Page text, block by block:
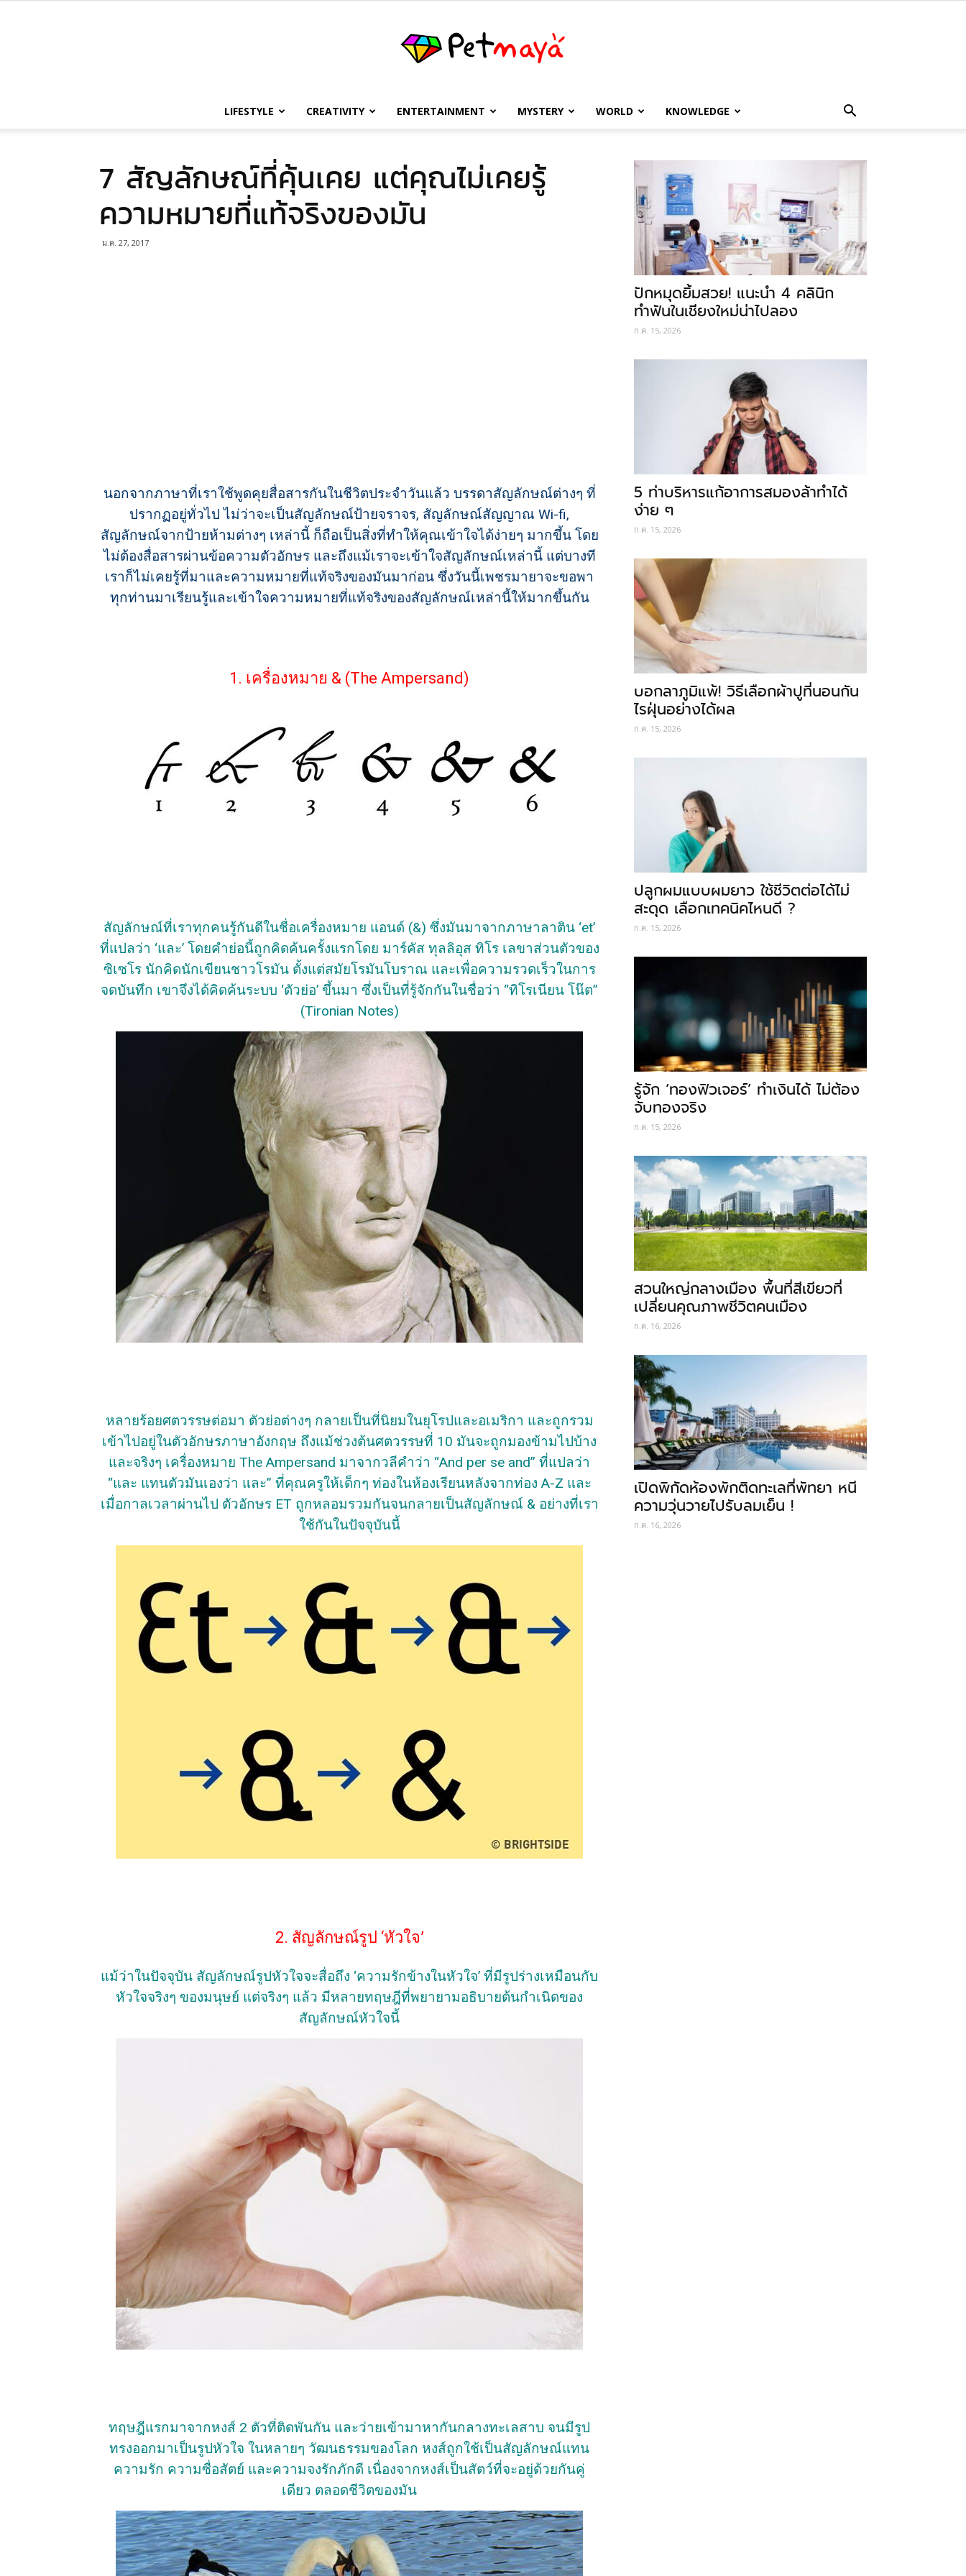
เพชร
LIFESTYLE CREATIVITY ENTERTAINMENT MYSTERY WORLD KNOWLEDGE
7 สัญลักษณ์ที่คุ้นเคย แต่คุณไม่เคยรู้
ความหมายที่แท้จริงของมัน
ม.ค. 27, 2017
นอกจากภาษาที่เราใช้พูดคุยสื่อสารกันในชีวิตประจำวันแล้ว บรรดาสัญลักษณ์ต่างๆ ที่
ปรากฏอยู่ทั่วไป ไม่ว่าจะเป็นสัญลักษณ์ป้ายจราจร, สัญลักษณ์สัญญาณ Wi-fi,
สัญลักษณ์จากป้ายห้ามต่างๆ เหล่านี้ ก็ถือเป็นสิ่งที่ทำให้คุณเข้าใจได้ง่ายๆ มากขึ้น โดย
ไม่ต้องสื่อสารผ่านข้อความตัวอักษร และถึงแม้เราจะเข้าใจสัญลักษณ์เหล่านี้ แต่บางที
เราก็ไม่เคยรู้ที่มาและความหมายที่แท้จริงของมันมาก่อน ซึ่งวันนี้เพชรมายาจะขอพา
ทุกท่านมาเรียนรู้และเข้าใจความหมายที่แท้จริงของสัญลักษณ์เหล่านี้ให้มากขึ้นกัน
1. เครื่องหมาย & (The Ampersand)
สัญลักษณ์ที่เราทุกคนรู้กันดีในชื่อเครื่องหมาย แอนด์ (&) ซึ่งมันมาจากภาษาลาติน ‘et’
ที่แปลว่า ‘และ’ โดยคำย่อนี้ถูกคิดค้นครั้งแรกโดย มาร์คัส ทุลลิอุส ทิโร เลขาส่วนตัวของ
ซิเซโร นักคิดนักเขียนชาวโรมัน ตั้งแต่สมัยโรมันโบราณ และเพื่อความรวดเร็วในการ
จดบันทึก เขาจึงได้คิดค้นระบบ ‘ตัวย่อ’ ขึ้นมา ซึ่งเป็นที่รู้จักกันในชื่อว่า “ทิโรเนียน โน๊ต”
(Tironian Notes)
หลายร้อยศตวรรษต่อมา ตัวย่อต่างๆ กลายเป็นที่นิยมในยุโรปและอเมริกา และถูกรวม
เข้าไปอยู่ในตัวอักษรภาษาอังกฤษ ถึงแม้ช่วงต้นศตวรรษที่ 10 มันจะถูกมองข้ามไปบ้าง
และจริงๆ เครื่องหมาย The Ampersand มาจากวลีคำว่า “And per se and” ที่แปลว่า
“และ แทนตัวมันเองว่า และ” ที่คุณครูให้เด็กๆ ท่องในห้องเรียนหลังจากท่อง A-Z และ
เมื่อกาลเวลาผ่านไป ตัวอักษร ET ถูกหลอมรวมกันจนกลายเป็นสัญลักษณ์ & อย่างที่เรา
ใช้กันในปัจจุบันนี้
2. สัญลักษณ์รูป ‘หัวใจ’
แม้ว่าในปัจจุบัน สัญลักษณ์รูปหัวใจจะสื่อถึง ‘ความรักข้างในหัวใจ’ ที่มีรูปร่างเหมือนกับ
หัวใจจริงๆ ของมนุษย์ แต่จริงๆ แล้ว มีหลายทฤษฎีที่พยายามอธิบายต้นกำเนิดของ
สัญลักษณ์หัวใจนี้
ทฤษฎีแรกมาจากหงส์ 2 ตัวที่ติดพันกัน และว่ายเข้ามาหากันกลางทะเลสาบ จนมีรูป
ทรงออกมาเป็นรูปหัวใจ ในหลายๆ วัฒนธรรมของโลก หงส์ถูกใช้เป็นสัญลักษณ์แทน
ความรัก ความซื่อสัตย์ และความจงรักภักดี เนื่องจากหงส์เป็นสัตว์ที่จะอยู่ด้วยกันคู่
เดียว ตลอดชีวิตของมัน
ปักหมุดยิ้มสวย! แนะนำ 4 คลินิก
ทำฟันในเชียงใหม่น่าไปลอง
ก.ค. 15, 2026
5 ท่าบริหารแก้อาการสมองล้าทำได้
ง่าย ๆ
ก.ค. 15, 2026
บอกลาภูมิแพ้! วิธีเลือกผ้าปูที่นอนกัน
ไรฝุ่นอย่างได้ผล
ก.ค. 15, 2026
ปลูกผมแบบผมยาว ใช้ชีวิตต่อได้ไม่
สะดุด เลือกเทคนิคไหนดี ?
ก.ค. 15, 2026
รู้จัก ‘ทองฟิวเจอร์’ ทำเงินได้ ไม่ต้อง
จับทองจริง
ก.ค. 15, 2026
สวนใหญ่กลางเมือง พื้นที่สีเขียวที่
เปลี่ยนคุณภาพชีวิตคนเมือง
ก.ค. 16, 2026
เปิดพิกัดห้องพักติดทะเลที่พัทยา หนี
ความวุ่นวายไปรับลมเย็น !
ก.ค. 16, 2026